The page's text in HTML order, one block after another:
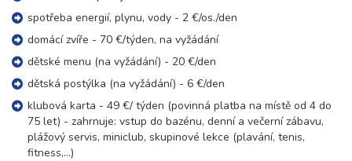
spotřeba energií, plynu, vody - 2 €/os./den
domácí zvíře - 70 €/týden, na vyžádání
dětské menu (na vyžádání) - 20 €/den
dětská postýlka (na vyžádání) - 6 €/den
klubová karta - 49 €/ týden (povinná platba na místě od 4 do
75 let) - zahrnuje: vstup do bazénu, denní a večerní zábavu,
plážový servis, miniclub, skupinové lekce (plavání, tenis,
fitness,...)